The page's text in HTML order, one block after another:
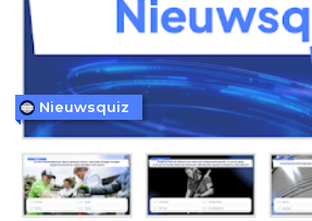
Nieuwsquiz